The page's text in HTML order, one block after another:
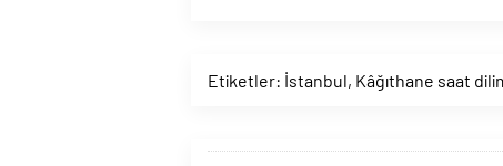
Etiketler: İstanbul, Kâğıthane saat